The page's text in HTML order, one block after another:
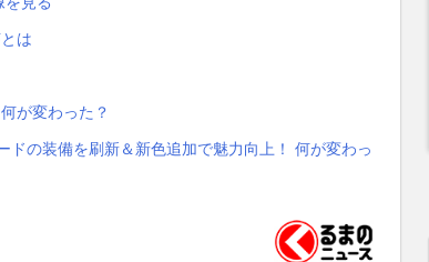
は
が変わった？
の装備を刷新＆新色追加で魅力向上！ 何が変わっ